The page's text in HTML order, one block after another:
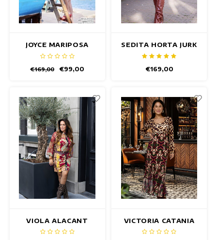
JOYCE MARIPOSA
JURK
€169,00 €99,00
SEDITA HORTA JURK
€169,00
VIOLA ALACANT
JURK
VICTORIA CATANIA
JURK